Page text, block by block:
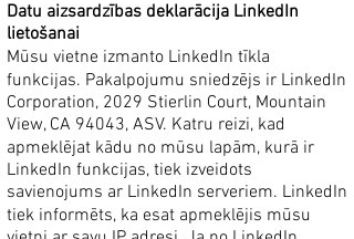
Datu aizsardzības deklarācija LinkedIn
lietošanai
Mūsu vietne izmanto LinkedIn tīkla
funkcijas. Pakalpojumu sniedzējs ir LinkedIn
Corporation, 2029 Stierlin Court, Mountain
View, CA 94043, ASV. Katru reizi, kad
apmeklējat kādu no mūsu lapām, kurā ir
LinkedIn funkcijas, tiek izveidots
savienojums ar LinkedIn serveriem. LinkedIn
tiek informēts, ka esat apmeklējis mūsu